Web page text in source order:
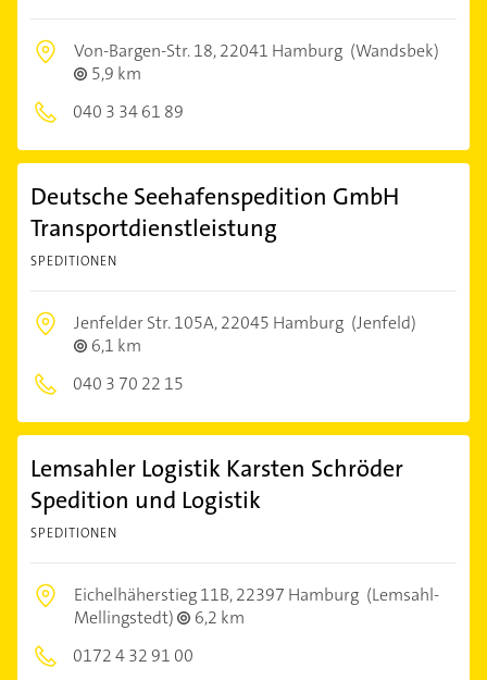
Von-Bargen-Str. 18,22041 Hamburg (Wandsbek)
5,9 km
040 3 34 61 89
Deutsche Seehafenspedition GmbH
Transportdienstleistung
SPEDITIONEN
Jenfelder Str. 105A,22045 Hamburg (Jenfeld)
6,1 km
040 3 70 22 15
Lemsahler Logistik Karsten Schröder
Spedition und Logistik
SPEDITIONEN
Eichelhäherstieg 11B,22397 Hamburg (Lemsahl-
Mellingstedt)
6,2 km
0172 4 32 91 00